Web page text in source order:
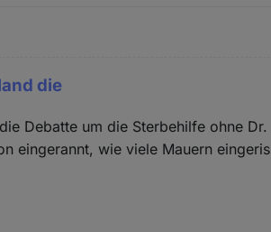
die
Debatte um die Sterbehilfe ohne
eingerannt, wie viele Mauern